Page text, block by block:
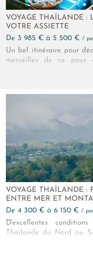
VOYAGE THAÏLANDE :
VOTRE ASSIETTE
de 3 985 € à 5 500 € /
Un bel itinéraire pour
merveilles de ce pays
manquez pas de vous
VOYAGE THAÏLANDE :
ENTRE MER ET
de 4 300 € à 6 150 € /
D'excellentes
Thaïlande du Nord au
donne le sourire.